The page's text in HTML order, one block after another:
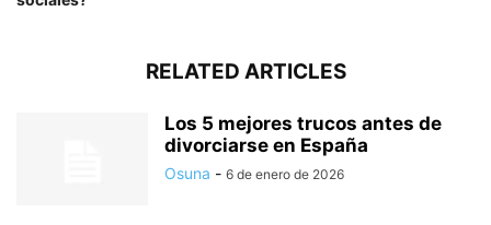
RELATED ARTICLES
Los 5 mejores trucos antes de
divorciarse en España
Osuna - 6 de enero de 2026